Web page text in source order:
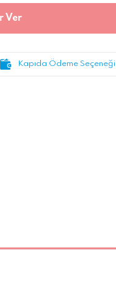
Ver
Kapıda Ödeme Seçeneği